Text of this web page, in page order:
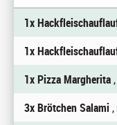
1x
1x
1x Pizza Margherita
3x Brötchen Salami